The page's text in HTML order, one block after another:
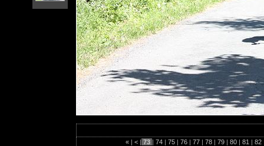
« | < | 73 | 74 | 75 | 76 | 77 | 78 | 79 | 80 | 81 | 82